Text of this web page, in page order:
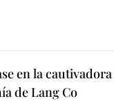
en la cautivadora
de Lang Co